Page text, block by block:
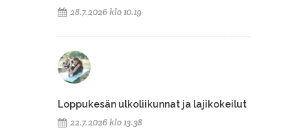
28.7.2026 klo 10.19
Loppukesän ulkoliikunnat ja lajikokeilut
22.7.2026 klo 13.38